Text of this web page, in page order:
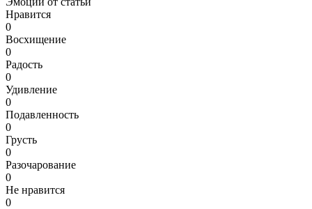
Нравится
0
Восхищение
0
Радость
0
Удивление
0
Подавленность
0
Грусть
0
Разочарование
0
Не нравится
0